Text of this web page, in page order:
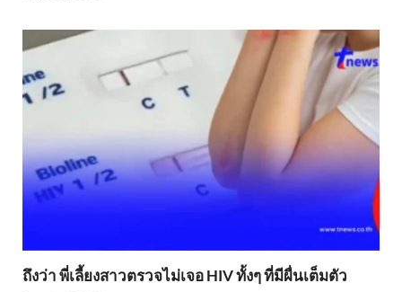
ถึงว่า พี่เลี้ยงสาวตรวจไม่เจอ HIV ทั้งๆ ที่มีผื่นเต็มตัว